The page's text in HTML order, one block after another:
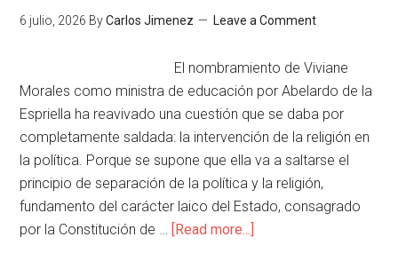
6 julio, 2026 ByCarlos Jimenez Leave a Comment
El nombramiento de Viviane
Morales como ministra de educación por Abelardo de la
Espriella ha reavivado una cuestión que se daba por
completamente saldada: la intervención de la religión en
la política. Porque se supone que ella va a saltarse el
principio de separación de la política y la religión,
fundamento del carácter laico del Estado, consagrado
por la Constitución de … [Read more...]